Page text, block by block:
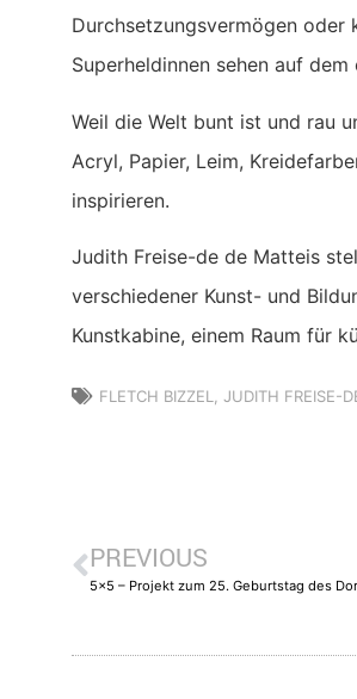
Durchsetzungsvermögen oder
Superheldinnen sehen auf
Weil die Welt bunt ist und rau
Acryl, Papier, Leim,
inspirieren.
Judith Freise-de de Matteis
verschiedener Kunst- und
Kunstkabine, einem Raum für
FLETCH BIZZEL JUDITH FREISE-
PREVIOUS
5×5 – Projekt zum 25. Geburtstag des